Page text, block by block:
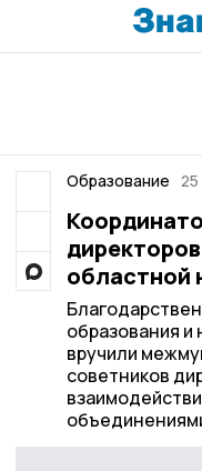
Образование 25
областной
образования и
вручили
советников